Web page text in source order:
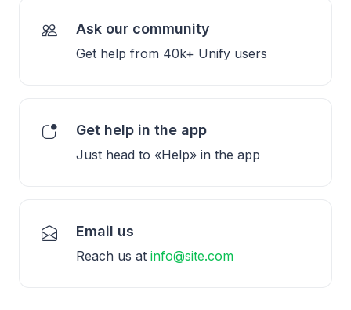
Ask our community
Get help from 40k+ Unify users
Get help in the app
Just head to «Help» in the app
Email us
Reach us at info@site.com